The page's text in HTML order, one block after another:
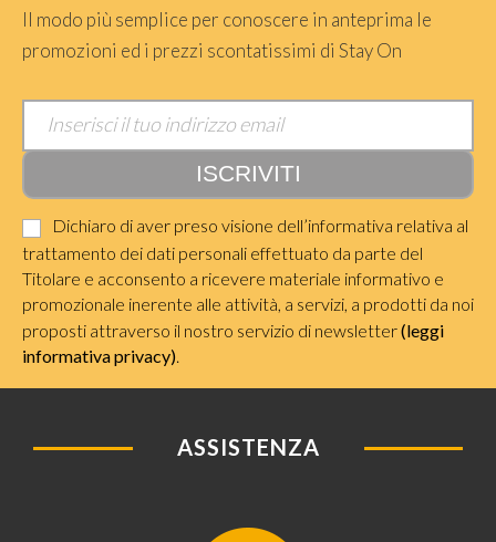
Il modo più semplice per conoscere in anteprima le
promozioni ed i prezzi scontatissimi di Stay On
Dichiaro di aver preso visione dell’informativa relativa al
trattamento dei dati personali effettuato da parte del
Titolare e acconsento a ricevere materiale informativo e
promozionale inerente alle attività, a servizi, a prodotti da noi
proposti attraverso il nostro servizio di newsletter(leggi
informativa privacy)
ASSISTENZA